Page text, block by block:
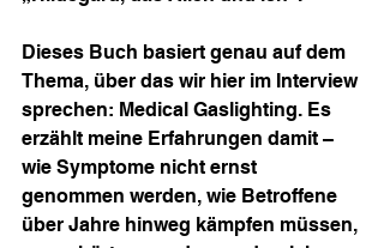
Dieses Buch basiert genau auf dem
Thema, über das wir hier im Interview
sprechen: Medical Gaslighting. Es
erzählt meine Erfahrungen damit –
wie Symptome nicht ernst
genommen werden, wie Betroffene
über Jahre hinweg kämpfen müssen,